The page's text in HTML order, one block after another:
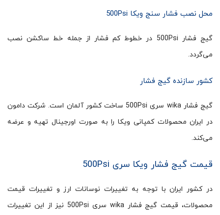
محل نصب فشار سنج ویکا 500Psi
گیج فشار 500Psi در خطوط کم فشار از جمله خط ساکشن نصب
می‌گردد.
کشور سازنده گیج فشار
گیج فشار wika سری 500Psi ساخت کشور آلمان است. شرکت دامون
در ایران محصولات کمپانی ویکا را به صورت اورجینال تهیه و عرضه
می‌کند.
قیمت گیج فشار ویکا سری 500Psi
در کشور ایران با توجه به تغییرات نوسانات ارز و تغییرات قیمت
محصولات، قیمت گیج فشار wika سری 500Psi نیز از این تغییرات